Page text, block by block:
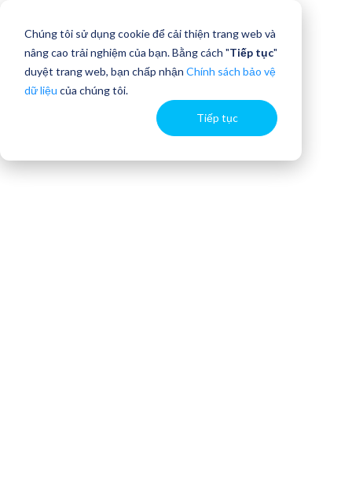
Chúng tôi sử dụng cookie để cải thiện trang web và
nâng cao trải nghiệm của bạn. Bằng cách "Tiếp tục"
duyệt trang web, bạn chấp nhận Chính sách bảo vệ
dữ liệu của chúng tôi.
Tiếp tục